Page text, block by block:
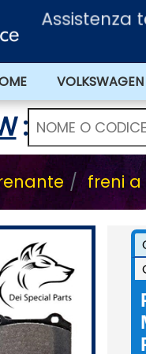
Assistenza
VOLKSWAGEN
:
freni